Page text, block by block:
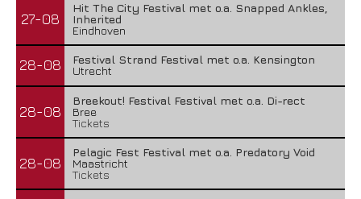
27-08
Hit The City Festival met o.a. Snapped Ankles,
Inherited
Eindhoven
28-08
Festival Strand Festival met o.a. Kensington
Utrecht
28-08
Breekout! Festival Festival met o.a. Di-rect
Bree
Tickets
28-08
Pelagic Fest Festival met o.a. Predatory Void
Maastricht
Tickets